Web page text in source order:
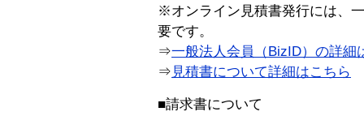
※オンライン見積書発行には、
要です。
⇒一般法人会員（BizID）の詳細
⇒ 見積書について詳細はこちら
■請求書について